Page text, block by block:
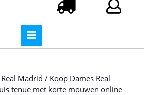
Real Madrid / Koop Dames Real
tenue met korte mouwen online